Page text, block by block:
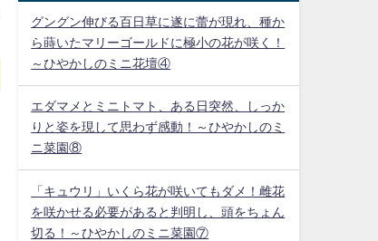
グングン伸びる百日草に遂に蕾が現れ、種か
ら蒔いたマリーゴールドに極小の花が咲く！
～ひやかしのミニ花壇④
エダマメとミニトマト、ある日突然、しっか
りと姿を現して思わず感動！～ひやかしのミ
ニ菜園⑧
「キュウリ」いくら花が咲いてもダメ！雌花
を咲かせる必要があると判明し、頭をちょん
切る！～ひやかしのミニ菜園⑦